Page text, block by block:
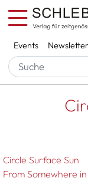
Direkt zum Inhalt
Services
Events Newsletter
Circle Surface Sun
From Somewhere